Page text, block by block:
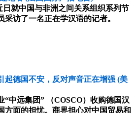
就中国与非洲之间关系组织系列节
采访了一名正在学汉语的记者。
起德国不安，反对声音正在增强 (美
“中远集团” （COSCO）收购德国汉
方面的担忧。商界担心对中国贸易和